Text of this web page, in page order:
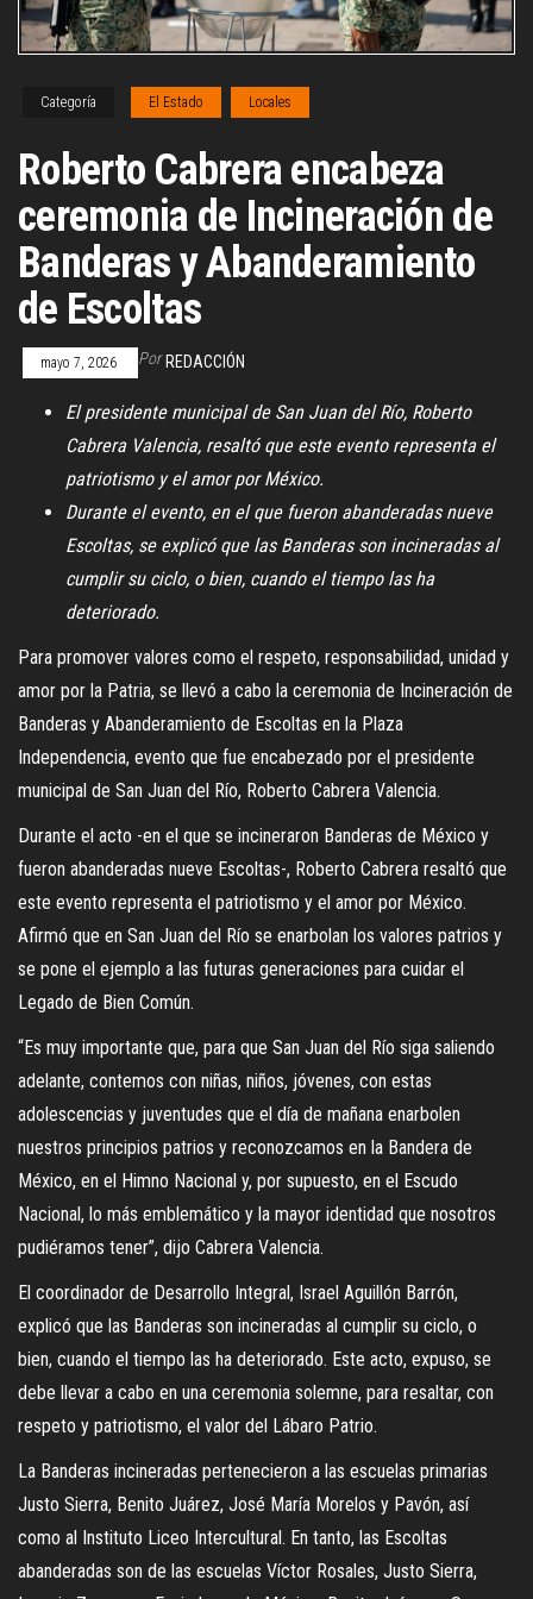
Categoría El Estado Locales
Roberto Cabrera encabeza
ceremonia de Incineración de
Banderas y Abanderamiento
de Escoltas
mayo 7, 2026 Por REDACCIÓN
El presidente municipal de San Juan del Río, Roberto
Cabrera Valencia, resaltó que este evento representa el
patriotismo y el amor por México.
Durante el evento, en el que fueron abanderadas nueve
Escoltas, se explicó que las Banderas son incineradas al
cumplir su ciclo, o bien, cuando el tiempo las ha
deteriorado.
Para promover valores como el respeto, responsabilidad, unidad y
amor por la Patria, se llevó a cabo la ceremonia de Incineración de
Banderas y Abanderamiento de Escoltas en la Plaza
Independencia, evento que fue encabezado por el presidente
municipal de San Juan del Río, Roberto Cabrera Valencia.
Durante el acto -en el que se incineraron Banderas de México y
fueron abanderadas nueve Escoltas-, Roberto Cabrera resaltó que
este evento representa el patriotismo y el amor por México.
Afirmó que en San Juan del Río se enarbolan los valores patrios y
se pone el ejemplo a las futuras generaciones para cuidar el
Legado de Bien Común.
“Es muy importante que, para que San Juan del Río siga saliendo
adelante, contemos con niñas, niños, jóvenes, con estas
adolescencias y juventudes que el día de mañana enarbolen
nuestros principios patrios y reconozcamos en la Bandera de
México, en el Himno Nacional y, por supuesto, en el Escudo
Nacional, lo más emblemático y la mayor identidad que nosotros
pudiéramos tener”, dijo Cabrera Valencia.
El coordinador de Desarrollo Integral, Israel Aguillón Barrón,
explicó que las Banderas son incineradas al cumplir su ciclo, o
bien, cuando el tiempo las ha deteriorado. Este acto, expuso, se
debe llevar a cabo en una ceremonia solemne, para resaltar, con
respeto y patriotismo, el valor del Lábaro Patrio.
La Banderas incineradas pertenecieron a las escuelas primarias
Justo Sierra, Benito Juárez, José María Morelos y Pavón, así
como al Instituto Liceo Intercultural. En tanto, las Escoltas
abanderadas son de las escuelas Víctor Rosales, Justo Sierra,